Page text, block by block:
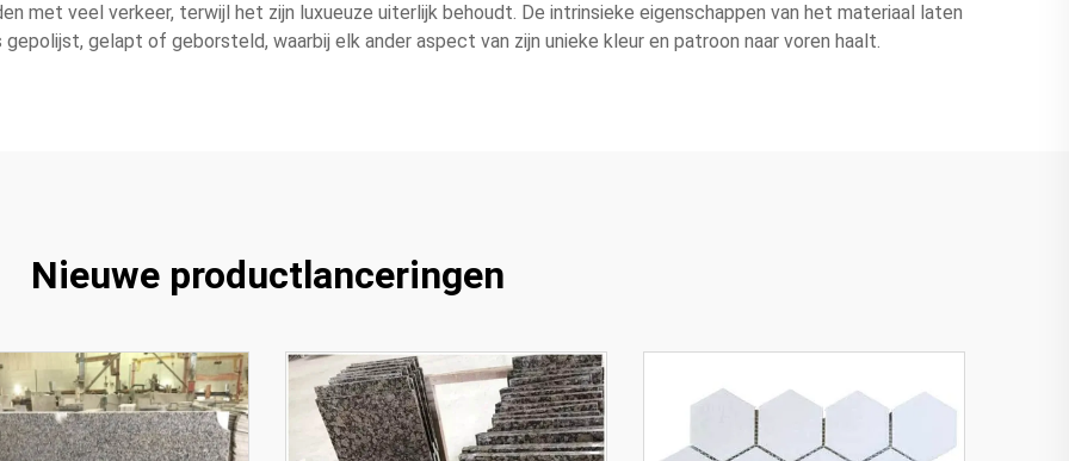
met veel verkeer, terwijl het zijn luxueuze uiterlijk behoudt. De intrinsieke eigenschappen van het materiaal laten
gelapt of geborsteld, waarbij elk ander aspect van zijn unieke kleur en patroon naar voren haalt.
Nieuwe productlanceringen